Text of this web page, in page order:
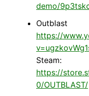
demo/
Outblast
https://
Steam:
https://
0/OUTBLAST/